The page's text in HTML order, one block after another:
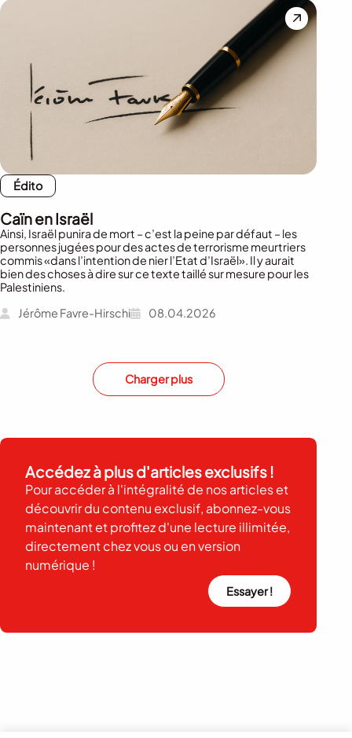
Édito
Caïn en Israël
Ainsi, Israël punira de mort – c’est la peine par défaut – les
personnes jugées pour des actes de terrorisme meurtriers
commis «dans l’intention de nier l’Etat d’Israël». Il y aurait
bien des choses à dire sur ce texte taillé sur mesure pour les
Palestiniens.
Jérôme Favre-Hirschi
08.04.2026
Charger plus
Accédez à plus d'articles exclusifs !
Pour accéder à l'intégralité de nos articles et
découvrir du contenu exclusif, abonnez-vous
maintenant et profitez d'une lecture illimitée,
directement chez vous ou en version
numérique !
Essayer !